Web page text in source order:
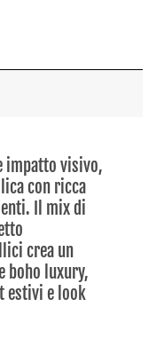
impatto visivo,
con ricca
Il mix di
crea un
boho luxury,
estivi e look